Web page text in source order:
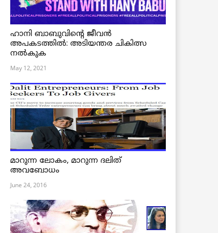
ഹാനി ബാബുവിന്റെ ജീവൻ
അപകടത്തിൽ: അടിയന്തര ചികിത്സ
നൽകുക
May 12, 2021
മാറുന്ന ലോകം, മാറുന്ന ദലിത്
അവബോധം
June 24, 2016